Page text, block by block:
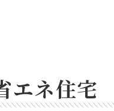
エネ住宅